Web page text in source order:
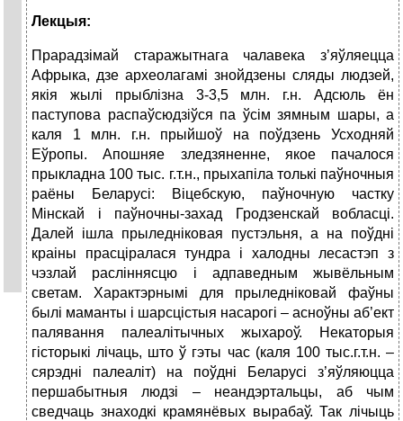
Лекцыя:
Прарадзімай старажытнага чалавека з’яўляецца
Афрыка, дзе археолагамі знойдзены сляды людзей,
якія жылі прыблізна 3-3,5 млн. г.н. Адсюль ён
паступова распаўсюдзіўся па ўсім зямным шары, а
каля 1 млн. г.н. прыйшоў на поўдзень Усходняй
Еўропы. Апошняе зледзяненне, якое пачалося
прыкладна 100 тыс. г.т.н., прыхапіла толькі паўночныя
раёны Беларусі: Віцебскую, паўночную частку
Мінскай і паўночны-захад Гродзенскай вобласці.
Далей ішла прыледніковая пустэльня, а на поўдні
краіны прасціралася тундра і халодны лесастэп з
чэзлай расліннясцю і адпаведным жывёльным
светам. Характэрнымі для прыледніковай фаўны
былі маманты і шарсцістыя насарогі – асноўны аб’ект
палявання палеалітычных жыхароў. Некаторыя
гісторыкі лічаць, што ў гэты час (каля 100 тыс.г.т.н. –
сярэдні палеаліт) на поўдні Беларусі з’яўляюцца
першабытныя людзі – неандэртальцы, аб чым
сведчаць знаходкі крамянёвых вырабаў. Так лічыць